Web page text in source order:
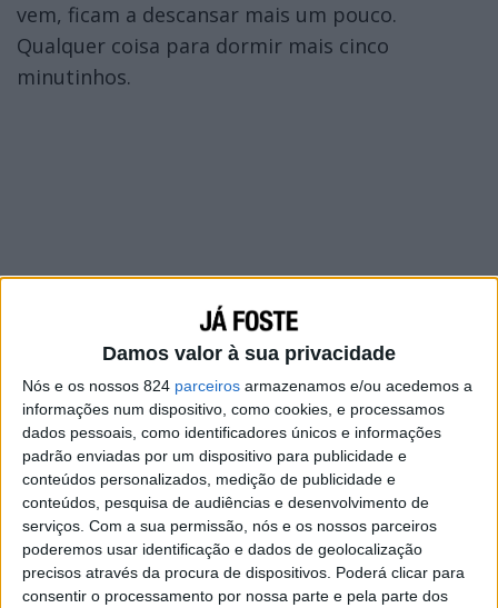
Damos valor à sua privacidade
Nós e os nossos 824 parceiros armazenamos e/ou acedemos a
informações num dispositivo, como cookies, e processamos
dados pessoais, como identificadores únicos e informações
padrão enviadas por um dispositivo para publicidade e
conteúdos personalizados, medição de publicidade e
conteúdos, pesquisa de audiências e desenvolvimento de
serviços. Com a sua permissão, nós e os nossos parceiros
poderemos usar identificação e dados de geolocalização
precisos através da procura de dispositivos. Poderá clicar para
consentir o processamento por nossa parte e pela parte dos
vem, ficam a descansar mais um pouco.
Qualquer coisa para dormir mais cinco
minutinhos.